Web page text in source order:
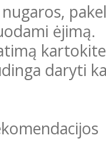
ėjimą.
daryti